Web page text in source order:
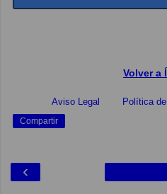
Volver a
Aviso Legal Política
Compartir
‹